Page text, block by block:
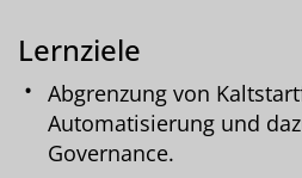
Lernziele
Abgrenzung von
Automatisierung und
Governance.